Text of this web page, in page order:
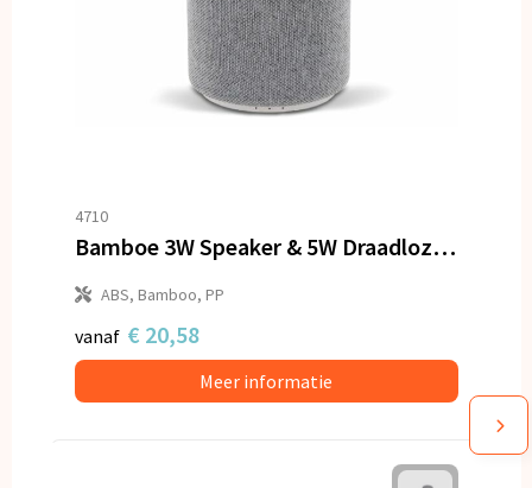
4710
Bamboe 3W Speaker & 5W Draadloze Oplader
ABS, Bamboo, PP
vanaf € 20,58
Meer informatie